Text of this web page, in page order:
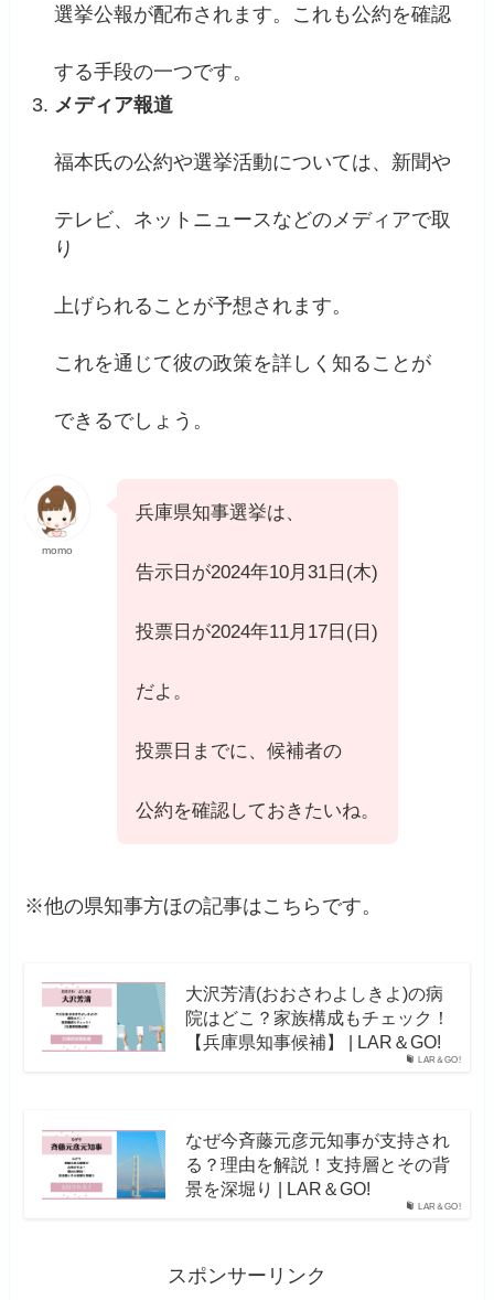
選挙公報が配布されます。これも公約を確認
する手段の一つです。
メディア報道
福本氏の公約や選挙活動については、新聞や
テレビ、ネットニュースなどのメディアで取
り
上げられることが予想されます。
これを通じて彼の政策を詳しく知ることが
できるでしょう。
momo
兵庫県知事選挙は、
告示日が2024年10月31日(木)
投票日が2024年11月17日(日)
だよ。
投票日までに、候補者の
公約を確認しておきたいね。
※他の県知事方ほの記事はこちらです。
LAR＆GO!
大沢芳清(おおさわよしきよ)の病
院はどこ？家族構成もチェック！
【兵庫県知事候補】 | LAR＆GO!
LAR＆GO!
なぜ今斉藤元彦元知事が支持され
る？理由を解説！支持層とその背
景を深堀り | LAR＆GO!
スポンサーリンク